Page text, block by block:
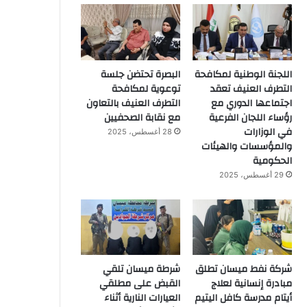
اللجنة الوطنية لمكافحة
التطرف العنيف تعقد
اجتماعها الدوري مع
رؤساء اللجان الفرعية
في الوزارات
والمؤسسات والهيئات
الحكومية
29 أغسطس، 2025
البصرة تحتضن جلسة
توعوية لمكافحة
التطرف العنيف بالتعاون
مع نقابة الصحفيين
28 أغسطس، 2025
شركة نفط ميسان تطلق
مبادرة إنسانية لعلاج
أيتام مدرسة كافل اليتيم
شرطة ميسان تلقي
القبض على مطلقي
العيارات النارية أثناء